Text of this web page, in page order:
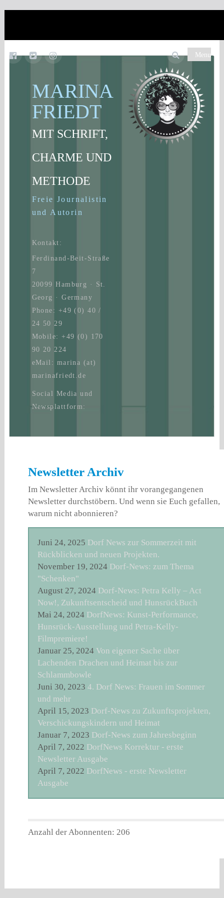
Menu
MARINA
FRIEDT
MIT SCHRIFT,
CHARME UND
METHODE
Freie Journalistin
und Autorin
Kontakt:
Ferdinand-Beit-Straße
7
20099 Hamburg · St.
Georg · Germany
Phone: +49 (0) 40 /
24 50 29
Mobile: +49 (0) 170
90 20 224
eMail: marina (at)
marinafriedt.de
Social Media und
Newsplattform:
Newsletter Archiv
Im Newsletter Archiv könnt ihr vorangegangenen
Newsletter durchstöbern. Und wenn sie Euch gefallen,
warum nicht abonnieren?
Juni 24, 2025 Dorf News zur Sommerzeit mit
Rückblicken und neuen Projekten.
November 19, 2024 Dorf-News: zum Thema
"Schenken"
August 27, 2024 Dorf-News: Petra Kelly – Act
Now!, Zukunftsentscheid und HunsrückBuch
Mai 24, 2024 DorfNews: Kunst-Performance,
Hunsrück-Ausstellung und Petra-Kelly-
Filmpremiere!
Januar 25, 2024 Von eigener Sache über
Lachenden Drachen und Heimat bis zur
Schlammbowle
Juni 30, 2023 4. Dorf News: Frauen im Sommer
und mehr
April 15, 2023 Dorf-News zu Zukunftsprojekten,
Verschickungskindern und Heimat
Januar 7, 2023 Dorf-News zum Jahresbeginn
April 7, 2022 DorfNews Korrektur - erste
Newsletter Ausgabe
April 7, 2022 DorfNews - erste Newsletter
Ausgabe
Anzahl der Abonnenten: 206